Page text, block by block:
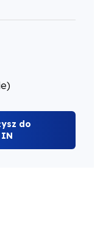
do
IN